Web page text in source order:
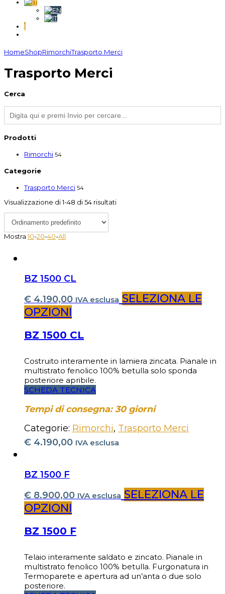
|
HomeShopRimorchiTrasporto Merci
Trasporto Merci
Cerca
Prodotti
Rimorchi 54
Categorie
Trasporto Merci 54
Visualizzazione di 1-48 di 54 risultati
Mostra10-20-40-All
BZ 1500 CL
€ 4.190,00 IVA esclusa SELEZIONA LE
OPZIONI
BZ 1500 CL
Costruito interamente in lamiera zincata. Pianale in
multistrato fenolico 100% betulla solo sponda
posteriore apribile.
SCHEDA TECNICA
Tempi di consegna: 30 giorni
Categorie: Rimorchi, Trasporto Merci
€ 4.190,00 IVA esclusa
BZ 1500 F
€ 8.900,00 IVA esclusa SELEZIONA LE
OPZIONI
BZ 1500 F
Telaio interamente saldato e zincato. Pianale in
multistrato fenolico 100% betulla. Furgonatura in
Termoparete e apertura ad un’anta o due solo
posteriore.